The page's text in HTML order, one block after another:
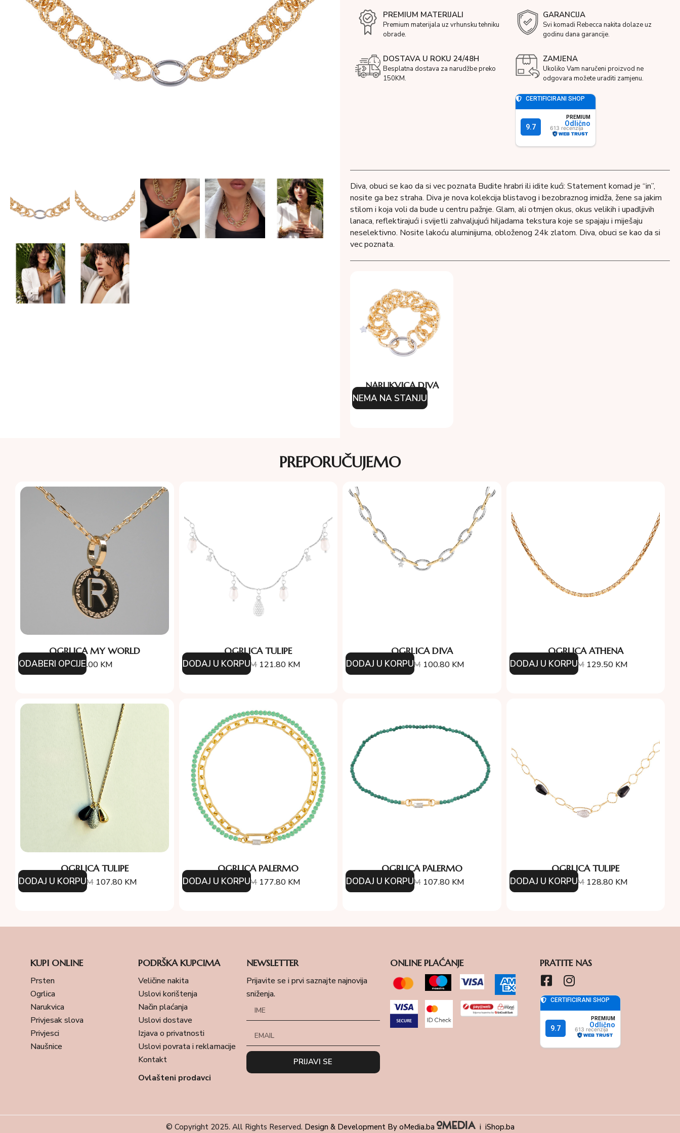
PREMIUM MATERIJALI
Premium materijala uz vrhunsku tehniku
obrade.
GARANCIJA
Svi komadi Rebecca nakita dolaze uz
godinu dana garancije.
DOSTAVA U ROKU 24/48H
Besplatna dostava za narudžbe preko
150KM.
ZAMJENA
Ukoliko Vam naručeni proizvod ne
odgovara možete uraditi zamjenu.
Diva, obuci se kao da si vec poznata Budite hrabri ili idite kući: Statement komad je “in”,
nosite ga bez straha. Diva je nova kolekcija blistavog i bezobraznog imidža, žene sa jakim
stilom i koja voli da bude u centru pažnje. Glam, ali otmjen okus, okus velikih i upadljivih
lanaca, reflektirajući i svijetli zahvaljujući hiljadama tekstura koje se spajaju i miješaju
neselektivno. Nosite lakoću aluminijuma, obloženog 24k zlatom. Diva, obuci se kao da si
vec poznata.
NARUKVICA DIVA
154.00KM
NEMA NA STANJU
PREPORUČUJEMO
OGRLICA MY WORLD
95.00 KM
ODABERI OPCIJE
OGRLICA TULIPE
174.00KM 121.80 KM
DODAJ U KORPU
OGRLICA DIVA
144.00KM 100.80 KM
DODAJ U KORPU
OGRLICA ATHENA
185.00KM 129.50 KM
DODAJ U KORPU
OGRLICA TULIPE
154.00KM 107.80 KM
DODAJ U KORPU
OGRLICA PALERMO
254.00KM 177.80 KM
DODAJ U KORPU
OGRLICA PALERMO
154.00KM 107.80 KM
DODAJ U KORPU
OGRLICA TULIPE
184.00KM 128.80 KM
DODAJ U KORPU
KUPI ONLINE
Prsten
Ogrlica
Narukvica
Privjesak slova
Privjesci
Naušnice
PODRŠKA KUPCIMA
Veličine nakita
Uslovi korištenja
Način plaćanja
Uslovi dostave
Izjava o privatnosti
Uslovi povrata i reklamacije
Kontakt
Ovlašteni prodavci
NEWSLETTER
Prijavite se i prvi saznajte najnovija
sniženja.
PRIJAVI SE
ONLINE PLAĆANJE PRATITE NAS
© Copyright 2025. All Rights Reserved. Design & Development By oMedia.ba i iShop.ba